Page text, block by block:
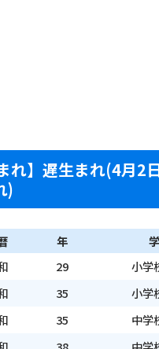
れ】遅生まれ(4月2
)
年
29 小学
35 小学
35 中学